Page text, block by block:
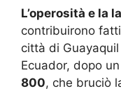
L’operosità e la
contribuirono
città di
Ecuador, dopo
800, che bruciò